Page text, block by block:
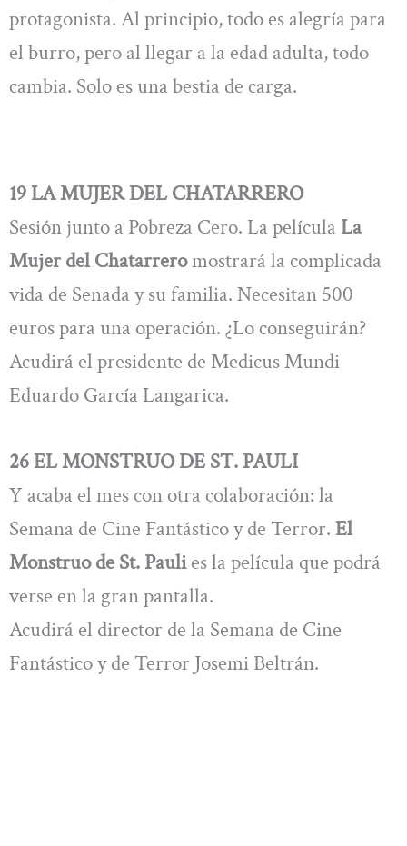
protagonista. Al principio, todo es alegría para
el burro, pero al llegar a la edad adulta, todo
cambia. Solo es una bestia de carga.
19 LA MUJER DEL CHATARRERO
Sesión junto a Pobreza Cero. La película La
Mujer del Chatarreromostrará la complicada
vida de Senada y su familia. Necesitan 500
euros para una operación. ¿Lo conseguirán?
Acudirá el presidente de Medicus Mundi
Eduardo García Langarica.
26 EL MONSTRUO DE ST. PAULI
Y acaba el mes con otra colaboración: la
Semana de Cine Fantástico y de Terror. El
Monstruo de St. Paulies la película que podrá
verse en la gran pantalla.
Acudirá el director de la Semana de Cine
Fantástico y de Terror Josemi Beltrán.